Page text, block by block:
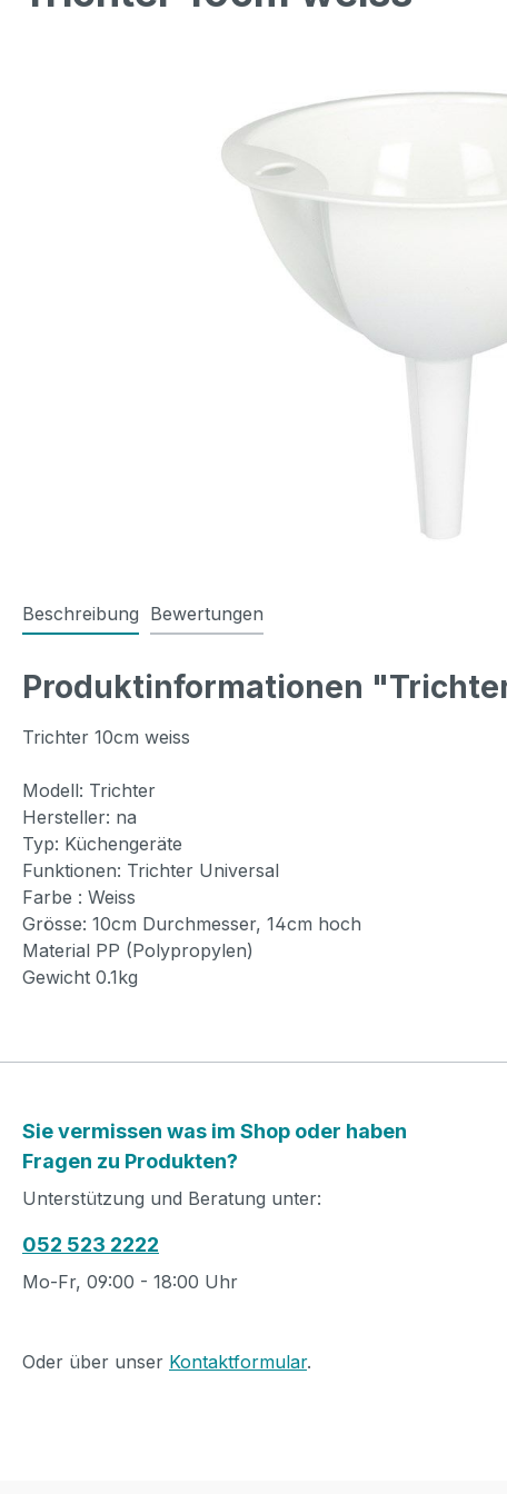
Beschreibung Bewertungen
Produktinformationen
Trichter 10cm weiss
Modell: Trichter
Hersteller: na
Typ: Küchengeräte
Funktionen: Trichter Universal
Farbe : Weiss
Grösse: 10cm Durchmesser, 14cm hoch
Material PP (Polypropylen)
Gewicht 0.1kg
Sie vermissen was im Shop oder haben
Fragen zu Produkten?
Unterstützung und Beratung unter:
052 523 2222
Mo-Fr, 09:00 - 18:00 Uhr
Oder über unser Kontaktformular.